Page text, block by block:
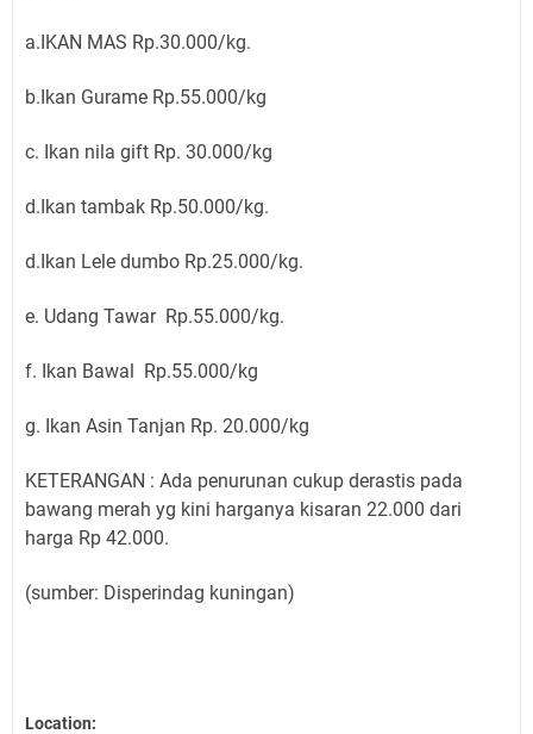
a.IKAN MAS Rp.30.000/kg.
b.Ikan Gurame Rp.55.000/kg
c. Ikan nila gift Rp. 30.000/kg
d.Ikan tambak Rp.50.000/kg.
d.Ikan Lele dumbo Rp.25.000/kg.
e. Udang Tawar Rp.55.000/kg.
f. Ikan Bawal Rp.55.000/kg
g. Ikan Asin Tanjan Rp. 20.000/kg
KETERANGAN : Ada penurunan cukup derastis pada
bawang merah yg kini harganya kisaran 22.000 dari
harga Rp 42.000.
(sumber: Disperindag kuningan)
Location: